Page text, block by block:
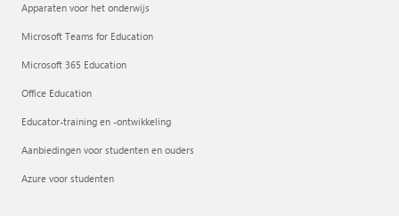
Apparaten voor het onderwijs
Microsoft Teams for Education
Microsoft 365 Education
Office Education
Educator-training en -ontwikkeling
Aanbiedingen voor studenten en ouders
Azure voor studenten